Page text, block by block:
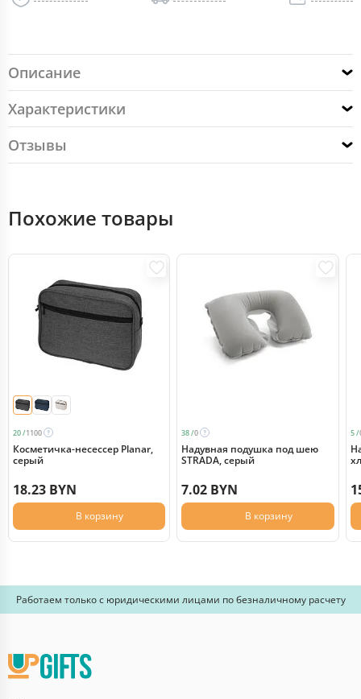
Описание
Характеристики
Отзывы
Похожие товары
20 /1100
Косметичка-несессер Planar,
серый
18.23 BYN
В корзину
38 /0
Надувная подушка под шею
STRADA, серый
7.02 BYN
В корзину
5 /
Работаем только с юридическими лицами по безналичному расчету